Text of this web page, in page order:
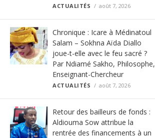
ACTUALITÉS août 7, 2026
Chronique : Icare à Médinatoul
Salam – Sokhna Aïda Diallo
joue-t-elle avec le feu sacré ?
Par Ndiamé Sakho, Philosophe,
Enseignant-Chercheur
ACTUALITÉS août 7, 2026
Retour des bailleurs de fonds :
Aldiouma Sow attribue la
rentrée des financements à un